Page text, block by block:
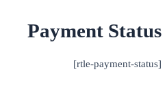
Payment Status
[rtle-payment-status]